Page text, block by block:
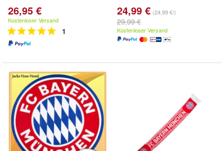
26,95 €
Kostenloser Versand
1
24,99 € (24,99 €/)
29,99 €
Kostenloser Versand